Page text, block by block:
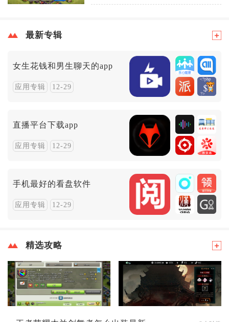
最新专辑
女生花钱和男生聊天的app
应用专辑 12-29
直播平台下载app
应用专辑 12-29
手机最好的看盘软件
应用专辑 12-29
精选攻略